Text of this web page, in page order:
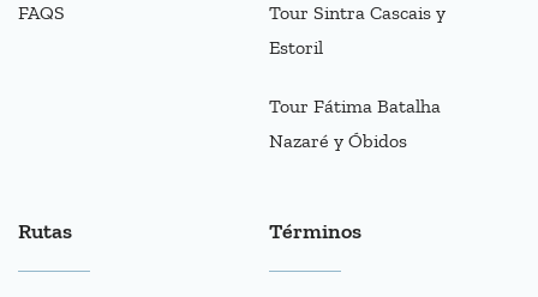
FAQS
Tour Sintra Cascais y
Estoril
Tour Fátima Batalha
Nazaré y Óbidos
Rutas Términos